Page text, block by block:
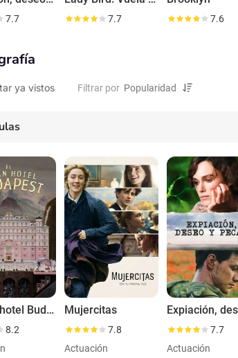
7.7 7.7 7.6
ya vistos Filtrar por
El gran hotel Budapest
8.2
Mujercitas
7.8
Actuación
7.7
Actuación